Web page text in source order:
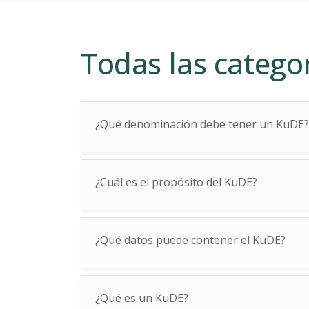
Todas las
¿Qué denominación debe tener un KuDE?
¿Cuál es el propósito del KuDE?
¿Qué datos puede contener el KuDE?
¿Qué es un KuDE?